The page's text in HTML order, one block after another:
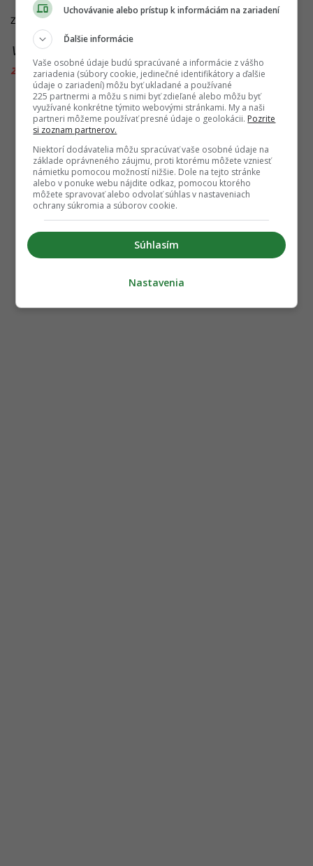
Zdroje:ZN
Viac k téme:
zimný čas,zmena času
Uchovávanie alebo prístup k informáciám na zariadení
Ďalšie informácie
Vaše osobné údaje budú spracúvané a informácie z vášho
zariadenia (súbory cookie, jedinečné identifikátory a ďalšie
údaje o zariadení) môžu byť ukladané a používané
225 partnermi a môžu s nimi byť zdieľané alebo môžu byť
využívané konkrétne týmito webovými stránkami. My a naši
partneri môžeme používať presné údaje o geolokácii. Pozrite
si zoznam partnerov.
Niektorí dodávatelia môžu spracúvať vaše osobné údaje na
základe oprávneného záujmu, proti ktorému môžete vzniesť
námietku pomocou možností nižšie. Dole na tejto stránke
alebo v ponuke webu nájdite odkaz, pomocou ktorého
môžete spravovať alebo odvolať súhlas v nastaveniach
ochrany súkromia a súborov cookie.
Súhlasím
Nastavenia